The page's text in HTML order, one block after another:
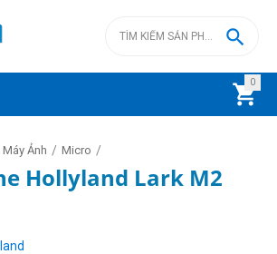
0


Máy Ảnh / Micro /
Hollyland Lark M2